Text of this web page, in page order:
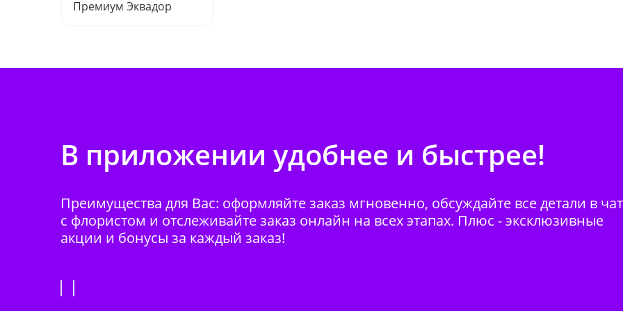
Премиум Эквадор
В приложении удобнее и быстрее!
Преимущества для Вас: оформляйте заказ мгновенно, обсуждайте все детали в
с флористом и отслеживайте заказ онлайн на всех этапах. Плюс - эксклюзивные
акции и бонусы за каждый заказ!